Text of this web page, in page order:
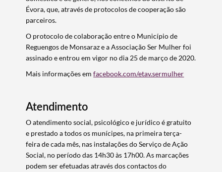
Évora, que, através de protocolos de cooperação são
parceiros.
O protocolo de colaboração entre o Município de
Reguengos de Monsaraz e a Associação Ser Mulher foi
assinado e entrou em vigor no dia 25 de março de 2020.
Mais informações emfacebook.com/etav.sermulher
Atendimento
O atendimento social, psicológico e jurídico é gratuito
e prestado a todos os munícipes, na primeira terça-
feira de cada mês, nas instalações do Serviço de Ação
Social, no período das 14h30 às 17h00. As marcações
podem ser efetuadas através dos contactos do